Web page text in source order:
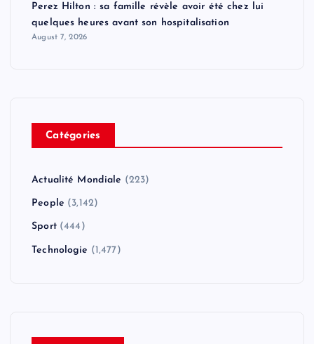
Perez Hilton : sa famille révèle avoir été chez lui
quelques heures avant son hospitalisation
August 7, 2026
Catégories
Actualité Mondiale (223)
People (3,142)
Sport(444)
Technologie (1,477)